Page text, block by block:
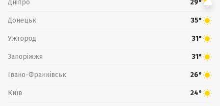
Дніпро 29°
Донецьк 35°
Ужгород 31°
Запоріжжя 31°
Івано-Франківськ 26°
Київ 24°